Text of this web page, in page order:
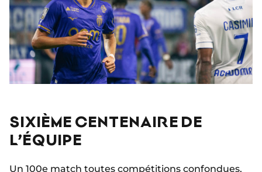
SIXIÈME CENTENAIRE DE
L’ÉQUIPE
Un 100e match toutes compétitions confondues,